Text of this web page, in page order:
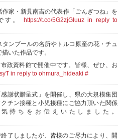
家・新見南吉の代表作「ごんぎつね」を
す。
https://t.co/5G2zjGIuuz in reply to
ンブールの名所やトルコ原産の花・チュ
いた作品です。
政資料館で開催中です。皆様、ぜひ、お
in reply to ohmura_hideaki #
謝状贈呈式」を開催し、県の大規模集団
チン接種と小児接種にご協力頂いた関係
持ちをお伝えいたしました。
了しましたが、皆様のご尽力により、開